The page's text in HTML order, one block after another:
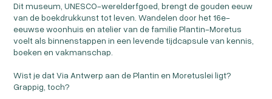
Dit museum, UNESCO-werelderfgoed, brengt de gouden eeuw
van de boekdrukkunst tot leven. Wandelen door het 16e-
eeuwse woonhuis en atelier van de familie Plantin-Moretus
voelt als binnenstappen in een levende tijdcapsule van kennis,
boeken en vakmanschap.
Wist je dat Via Antwerp aan de Plantin en Moretuslei ligt?
Grappig, toch?